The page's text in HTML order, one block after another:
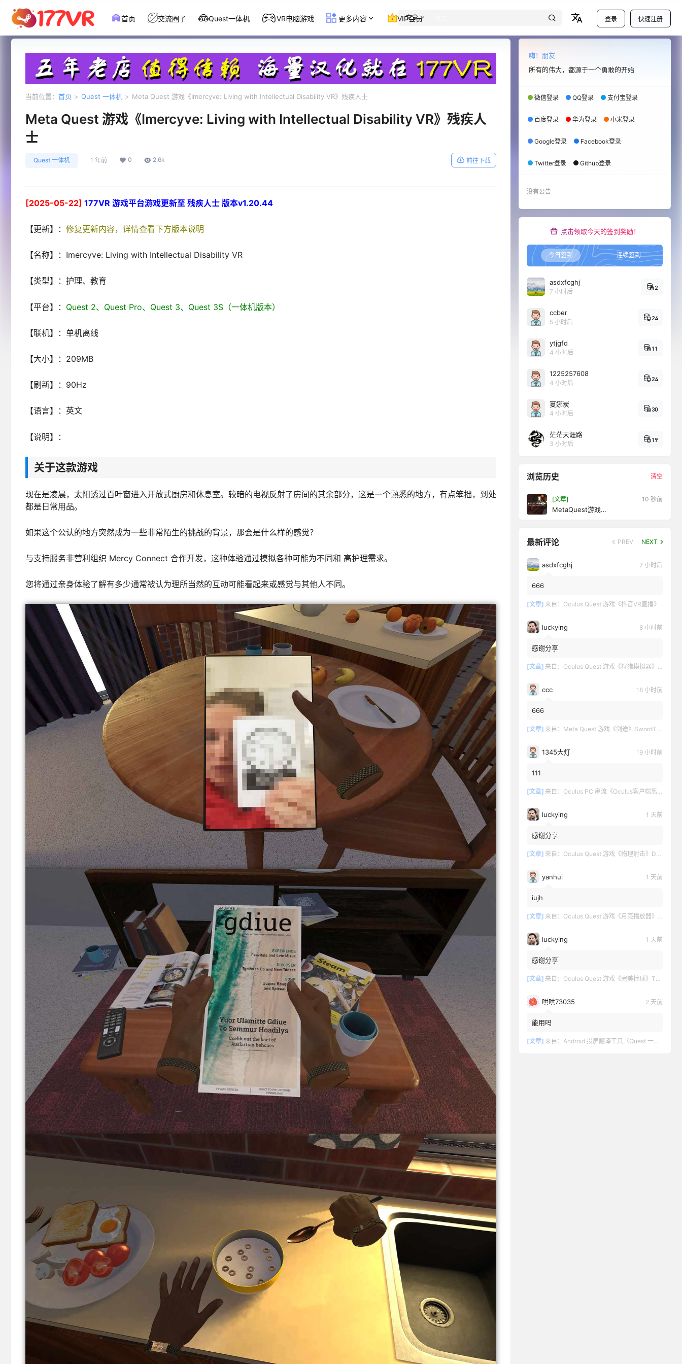
文章 登录 快速注册
首页 交流圈子 Quest一体机 VR电脑游戏 更多内容 VIP会员
当前位置： 首页 > Quest 一体机 > Meta Quest 游戏《Imercyve: Living with Intellectual Disability VR》残疾人士
Meta Quest 游戏《Imercyve: Living with Intellectual Disability VR》残疾人
士
Quest 一体机 1 年前 0 2.6k 前往下载
[2025-05-22] 177VR 游戏平台游戏更新至 残疾人士 版本v1.20.44
【更新】： 修复更新内容，详情查看下方版本说明
【名称】：Imercyve: Living with Intellectual Disability VR
【类型】：护理、教育
【平台】： Quest 2、Quest Pro、Quest 3、Quest 3S（一体机版本）
【联机】：单机离线
【大小】：209MB
【刷新】：90Hz
【语言】：英文
【说明】：
关于这款游戏
现在是凌晨，太阳透过百叶窗进入开放式厨房和休息室。较暗的电视反射了房间的其余部分，这是一个熟悉的地方，有点笨拙，到处
都是日常用品。
如果这个公认的地方突然成为一些非常陌生的挑战的背景，那会是什么样的感觉？
与支持服务非营利组织 Mercy Connect 合作开发，这种体验通过模拟各种可能为不同和 高护理需求。
您将通过亲身体验了解有多少通常被认为理所当然的互动可能看起来或感觉与其他人不同。
嗨！朋友
所有的伟大，都源于一个勇敢的开始
微信登录 QQ登录 支付宝登录
百度登录 华为登录 小米登录
Google登录 Facebook登录
Twitter登录 Github登录
没有公告
点击领取今天的签到奖励！
今日签到 连续签到
asdxfcghj
7 小时后
2
ccber
5 小时后
24
ytjgfd
4 小时后
11
1225257608
4 小时后
24
夏娜炭
4 小时后
30
茫茫天涯路
3 小时后
19
浏览历史 清空
[文章] 12 秒前
MetaQuest游戏
最新评论 PREV NEXT
asdxfcghj 7 小时后
666
[文章] 来自： Oculus Quest 游戏《抖音VR直播》
luckying 8 小时前
感谢分享
[文章] 来自： Oculus Quest 游戏《狩猎模拟器》Hunting Simulator
ccc 18 小时前
666
[文章] 来自： Meta Quest 游戏《剑途》SwordTrip
1345大灯 19 小时前
111
[文章] 来自： Oculus PC 串流《Oculus客户端离线版》最新版下载
luckying 1 天前
感谢分享
[文章] 来自： Oculus Quest 游戏《物理射击》DOWNSHOT
yanhui 1 天前
iujh
[文章] 来自： Oculus Quest 游戏《月亮播放器》Moon VR Video Player
luckying 1 天前
感谢分享
[文章] 来自： Oculus Quest 游戏《完美棒球》TOTALLY BASEBALL
哄哄73035 2 天前
能用吗
[文章] 来自： Android 投屏翻译工具（Quest 一键投屏和翻译）